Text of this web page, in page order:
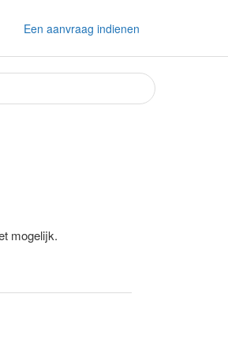
Een aanvraag indienen
mogelijk.